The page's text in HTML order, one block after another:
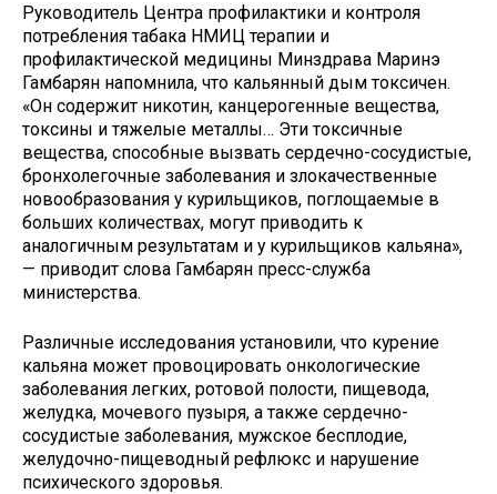
Руководитель Центра профилактики и контроля
потребления табака НМИЦ терапии и
профилактической медицины Минздрава Маринэ
Гамбарян напомнила, что кальянный дым токсичен.
«Он содержит никотин, канцерогенные вещества,
токсины и тяжелые металлы… Эти токсичные
вещества, способные вызвать сердечно-сосудистые,
бронхолегочные заболевания и злокачественные
новообразования у курильщиков, поглощаемые в
больших количествах, могут приводить к
аналогичным результатам и у курильщиков кальяна»,
— приводит слова Гамбарян пресс-служба
министерства.
Различные исследования установили, что курение
кальяна может провоцировать онкологические
заболевания легких, ротовой полости, пищевода,
желудка, мочевого пузыря, а также сердечно-
сосудистые заболевания, мужское бесплодие,
желудочно-пищеводный рефлюкс и нарушение
психического здоровья.